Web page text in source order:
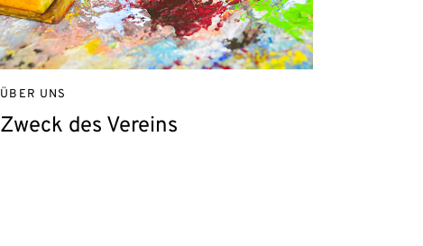
Zweck des Vereins
ÜBER UNS